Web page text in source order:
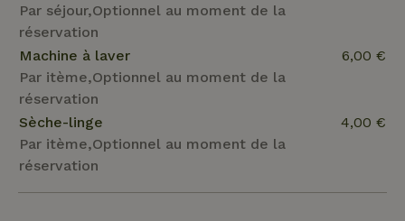
Par séjour,Optionnel au moment de la
réservation
Machine à laver
Par itème,Optionnel au moment de la
réservation
6,00 €
Sèche-linge
Par itème,Optionnel au moment de la
réservation
4,00 €